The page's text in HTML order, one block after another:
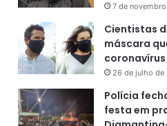
7 de
Cientistas
máscara
coronavírus
26 de julho de
Polícia
festa em